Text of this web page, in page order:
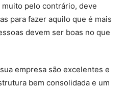
pelo contrário, deve
para fazer aquilo que é mais
devem ser boas no que
empresa são excelentes e
bem consolidada e um